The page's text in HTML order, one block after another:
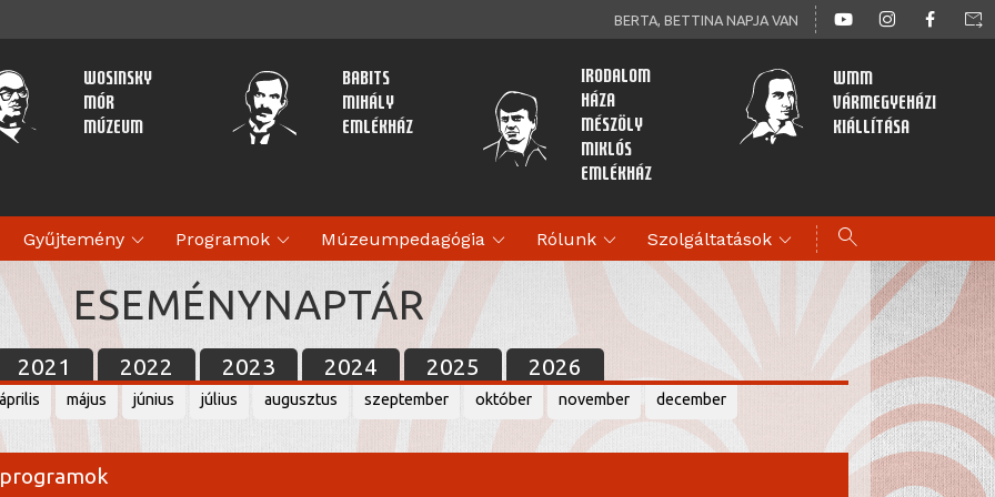
BERTA, BETTINA NAPJA VAN forward_to_inbox
Wosinsky
Mór
Múzeum
Babits
Mihály
Emlékház
Irodalom
Háza
Mészöly
Miklós
Emlékház
WMM
Vármegyeházi
kiállítása
Gyűjtemény expand_more Programok expand_more Múzeumpedagógia expand_more Rólunk expand_more Szolgáltatások expand_more search
ESEMÉNYNAPTÁR
2021 2022 2023 2024 2025 2026
április május június július augusztus szeptember október november december